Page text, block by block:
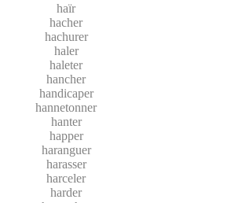
haïr
hacher
hachurer
haler
haleter
hancher
handicaper
hannetonner
hanter
happer
haranguer
harasser
harceler
harder